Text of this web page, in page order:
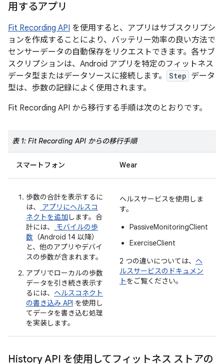
用するアプリ
Fit Recording API を使用すると、アプリはサブスクリプシ
ョンを作成することにより、バッテリー効率の良い方法で
センサーデータの自動保存をリクエストできます。各サブ
スクリプションは、Android アプリを特定のフィットネス
データ型またはデータソースに接続します。
Step データ
型は、歩数の記録によく使用されます。
Fit Recording API から移行する手順は次のとおりです。
表 1: Fit Recording API からの移行手順
スマートフォン Wear
歩数の合計を表示するに
は、
アプリにヘルスコ
ネクトを追加します。合
計には、
モバイルの歩
数 （Android 14 以降）
と、他のアプリやデバイ
スの歩数が含まれます。
アプリでローカルの歩数
データを引き続き表示す
るには、 ヘルスコネクト
の書き込み API を使用し
てデータを書き込む処理
を実装します。
ヘルスサービスを使用しま
す。
PassiveMonitoringClient
ExerciseClient
2 つの違いについては、 ヘ
ルスサービスのドキュメン
トをご覧ください。
History API を使用してフィットネス ストアの